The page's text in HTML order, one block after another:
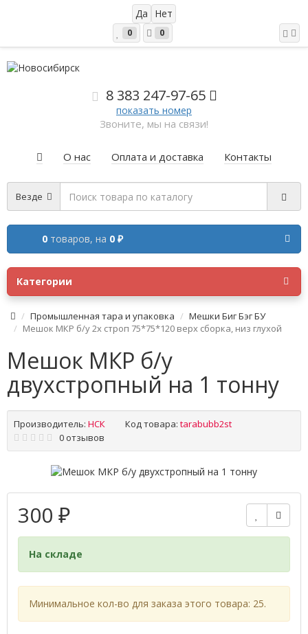
0 0
8 383 247-97-65
показать номер
Звоните, мы на связи!
О нас Оплата и доставка Контакты
Везде
0 товаров, на 0 ₽
Категории
Промышленная тара и упаковка
Мешки Биг Бэг БУ
Мешок МКР б/у 2х строп 75*75*120 верх сборка, низ глухой
Мешок МКР б/у
двухстропный на 1 тонну
Производитель: НСК Код товара: tarabubb2st
0 отзывов
300 ₽
На складе
Минимальное кол-во для заказа этого товара: 25.